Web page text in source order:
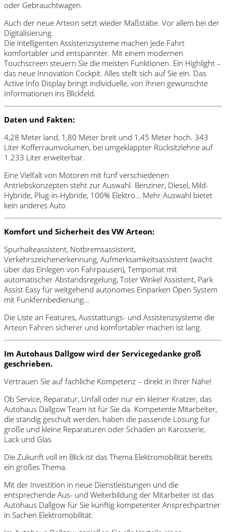
oder Gebrauchtwagen.
Auch der neue Arteon setzt wieder Maßstäbe. Vor allem bei der
Digitalisierung.
Die intelligenten Assistenzsysteme machen jede Fahrt
komfortabler und entspannter. Mit einem modernen
Touchscreen steuern Sie die meisten Funktionen. Ein Highlight –
das neue Innovation Cockpit. Alles stellt sich auf Sie ein. Das
Active Info Display bringt individuelle, von Ihnen gewünschte
Informationen ins Blickfeld.
Daten und Fakten:
4,28 Meter land, 1,80 Meter breit und 1,45 Meter hoch. 343
Liter Kofferraumvolumen, bei umgeklappter Rücksitzlehne auf
1.233 Liter erweiterbar.
Eine Vielfalt von Motoren mit fünf verschiedenen
Antriebskonzepten steht zur Auswahl. Benziner, Diesel, Mild-
Hybride, Plug-in-Hybride, 100% Elektro… Mehr Auswahl bietet
kein anderes Auto.
Komfort und Sicherheit des VW Arteon:
Spurhalteassistent, Notbremsassistent,
Verkehrszeichenerkennung, Aufmerksamkeitsassistent (wacht
über das Einlegen von Fahrpausen), Tempomat mit
automatischer Abstandsregelung, Toter Winkel Assistent, Park
Assist Easy für weitgehend autonomes Einparken Open System
mit Funkfernbedienung…
Die Liste an Features, Ausstattungs- und Assistenzsysteme die
Arteon Fahren sicherer und komfortabler machen ist lang.
Im Autohaus Dallgow wird der Servicegedanke groß
geschrieben.
Vertrauen Sie auf fachliche Kompetenz – direkt in Ihrer Nähe!
Ob Service, Reparatur, Unfall oder nur ein kleiner Kratzer, das
Autohaus Dallgow Team ist für Sie da. Kompetente Mitarbeiter,
die ständig geschult werden, haben die passende Lösung für
große und kleine Reparaturen oder Schäden an Karosserie,
Lack und Glas
Die Zukunft voll im Blick ist das Thema Elektromobilität bereits
ein großes Thema.
Mit der Investition in neue Dienstleistungen und die
entsprechende Aus- und Weiterbildung der Mitarbeiter ist das
Autohaus Dallgow für Sie künftig kompetenter Ansprechpartner
in Sachen Elektromobilität.